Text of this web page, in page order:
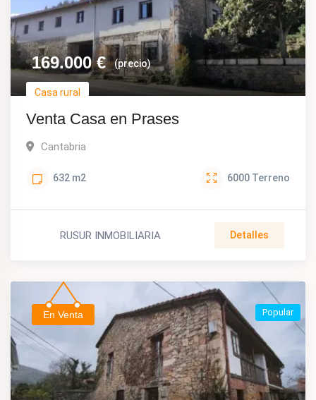
169.000€ (precio)
Casa rural
Venta Casa en Prases
Cantabria
632 m2 6000 Terreno
RUSUR INMOBILIARIA Detalles
En Venta Popular